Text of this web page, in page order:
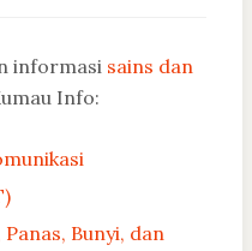
informasi sains dan
Info:
Bunyi, dan